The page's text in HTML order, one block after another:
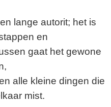
lange autorit; het is
en
gaat het gewone
alle kleine dingen die
mist.